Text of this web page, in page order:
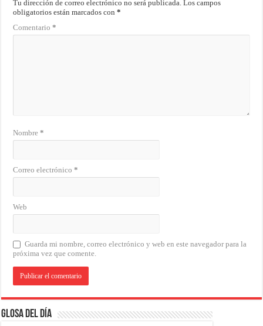
Tu dirección de correo electrónico no será publicada. Los campos
obligatorios están marcados con*
Comentario*
Nombre*
Correo electrónico*
Web
Guarda mi nombre, correo electrónico y web en este navegador para la
próxima vez que comente.
Glosa del Día